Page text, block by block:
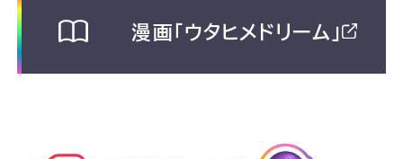
漫画「ウタヒメドリーム」